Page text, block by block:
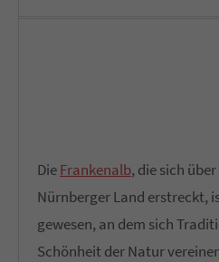
DieFrankenalb, die sich
Nürnberger Land erstreckt,
gewesen, an dem sich
Schönheit der Natur